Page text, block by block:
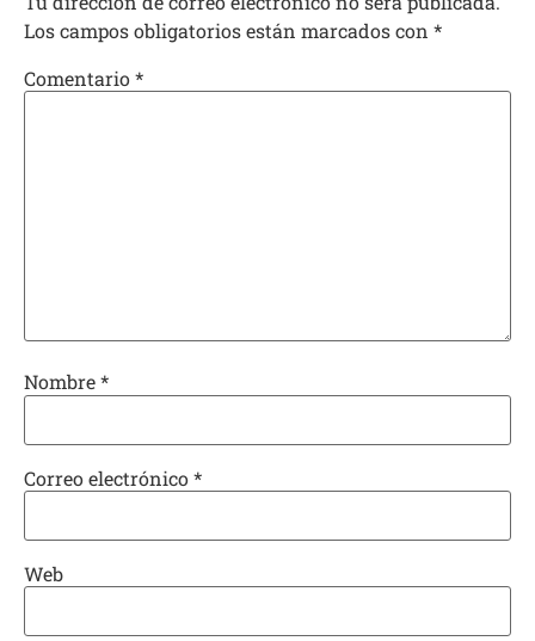
Los campos obligatorios están marcados con *
Comentario*
Nombre*
Correo electrónico*
Web